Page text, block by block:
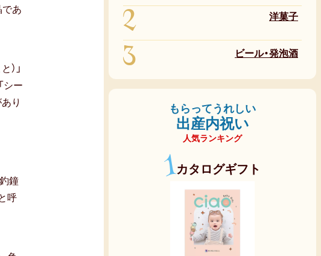
であ
）」
シー
り
鐘
呼
2 洋菓子
3 ビール・発泡酒
もらってうれしい
出産内祝い
人気ランキング
1カタログギフト